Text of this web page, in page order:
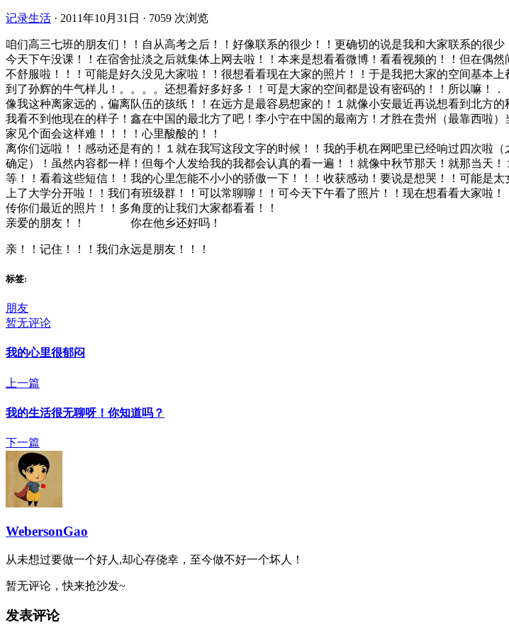
记录生活 · 2011年10月31日 · 7059 次浏览
咱们高三七班的朋友们！！自从高考之后！！好像联系的很少！！更确切的说是我和大家联系的很少
今天下午没课！！在宿舍扯淡之后就集体上网去啦！！本来是想看看微博！看看视频的！！但在偶
不舒服啦！！！可能是好久没见大家啦！！很想看看现在大家的照片！！于是我把大家的空间基本
到了孙辉的牛气样儿！。。。。还想看好多好多！！可是大家的空间都是设有密码的！！所以嘛！．
像我这种离家远的，偏离队伍的孩纸！！在远方是最容易想家的！１就像小安最近再说想看到北方
我看不到他现在的样子！鑫在中国的最北方了吧！李小宁在中国的最南方！才胜在贵州（最靠西啦
家见个面会这样难！！！！心里酸酸的！！
离你们远啦！！感动还是有的！１就在我写这段文字的时候！！我的手机在网吧里已经响过四次啦
确定）！虽然内容都一样！但每个人发给我的我都会认真的看一遍！！就像中秋节那天！就那当天
等！！看着这些短信！！我的心里怎能不小小的骄傲一下！！！收获感动！要说是想哭！！可能是
上了大学分开啦！！我们有班级群！！可以常聊聊！！可今天下午看了照片！！现在想看看大家啦
传你们最近的照片！！多角度的让我们大家都看看！！
亲爱的朋友！！ 你在他乡还好吗！
亲！！记住！！！我们永远是朋友！！！
标签:
朋友
暂无评论
我的心里很郁闷
上一篇
我的生活很无聊呀！你知道吗？
下一篇
WebersonGao
从未想过要做一个好人,却心存侥幸，至今做不好一个坏人！
暂无评论，快来抢沙发~
发表评论